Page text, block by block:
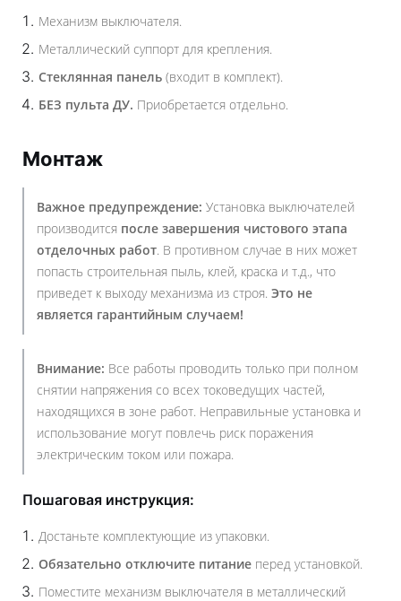
Механизм выключателя.
Металлический суппорт для крепления.
Стеклянная панель (входит в комплект).
БЕЗ пульта ДУ. Приобретается отдельно.
Монтаж
Важное предупреждение: Установка выключателей
производится после завершения чистового этапа
отделочных работ. В противном случае в них может
попасть строительная пыль, клей, краска и т.д., что
приведет к выходу механизма из строя. Это не
является гарантийным случаем!
Внимание: Все работы проводить только при полном
снятии напряжения со всех токоведущих частей,
находящихся в зоне работ. Неправильные установка и
использование могут повлечь риск поражения
электрическим током или пожара.
Пошаговая инструкция:
Достаньте комплектующие из упаковки.
Обязательно отключите питание перед установкой.
Поместите механизм выключателя в металлический